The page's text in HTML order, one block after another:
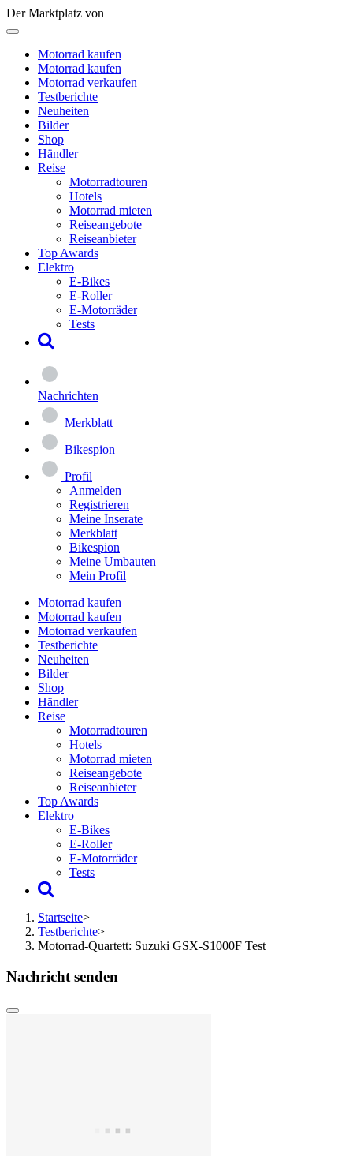
Der Marktplatz von
Motorrad kaufen
Motorrad kaufen
Motorrad verkaufen
Testberichte
Neuheiten
Bilder
Shop
Händler
Reise
Motorradtouren
Hotels
Motorrad mieten
Reiseangebote
Reiseanbieter
Top Awards
Elektro
E-Bikes
E-Roller
E-Motorräder
Tests
Nachrichten
Merkblatt
Bikespion
Profil
Anmelden
Registrieren
Meine Inserate
Merkblatt
Bikespion
Meine Umbauten
Mein Profil
Motorrad kaufen
Motorrad kaufen
Motorrad verkaufen
Testberichte
Neuheiten
Bilder
Shop
Händler
Reise
Motorradtouren
Hotels
Motorrad mieten
Reiseangebote
Reiseanbieter
Top Awards
Elektro
E-Bikes
E-Roller
E-Motorräder
Tests
Startseite>
Testberichte>
Motorrad-Quartett: Suzuki GSX-S1000F Test
Nachricht senden